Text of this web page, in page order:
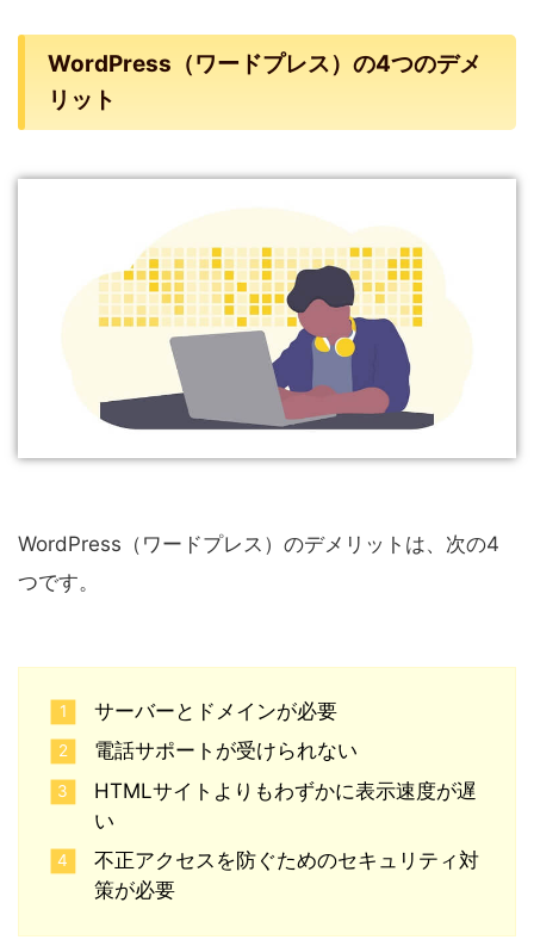
WordPress（ワードプレス）の4つのデメ
リット
WordPress（ワードプレス）のデメリットは、次の4
つです。
サーバーとドメインが必要
電話サポートが受けられない
HTMLサイトよりもわずかに表示速度が遅
い
不正アクセスを防ぐためのセキュリティ対
策が必要